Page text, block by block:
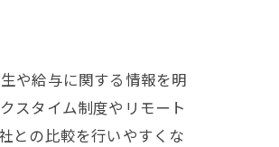
や給与に関する情報を明
スタイム制度やリモート
との比較を行いやすくな